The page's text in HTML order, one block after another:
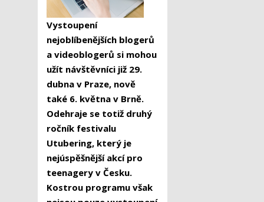
Vystoupení
nejoblíbenějších blogerů
a videoblogerů si mohou
užít návštěvníci již 29.
dubna v Praze, nově
také 6. května v Brně.
Odehraje se totiž druhý
ročník festivalu
Utubering, který je
nejúspěšnější akcí pro
teenagery v Česku.
Kostrou programu však